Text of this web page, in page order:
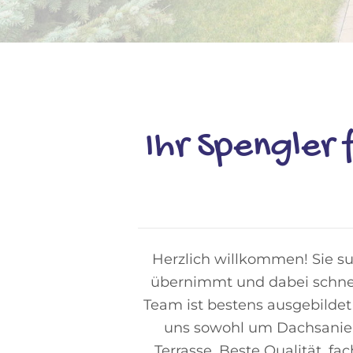
Ihr Spengler
Herzlich willkommen! Sie
übernimmt und dabei
Team ist bestens
uns sowohl um